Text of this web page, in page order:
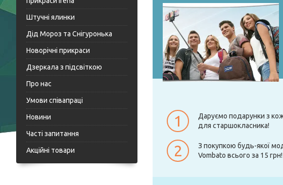
Штучні ялинки
Дід Мороз та Снігуронька
Новорічні прикраси
Дзеркала з підсвіткою
Про нас
Умови співапраці
Новини
Часті запитання
Акційні товари
1
Даруємо подарунки з
для старшокласника!
2
З покупкою будь-якої
Vombato всього за 15 грн!